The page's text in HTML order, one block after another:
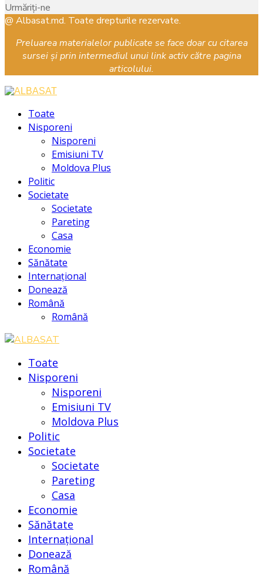
Urmăriți-ne
Facebook
Instagram
Youtube
@ Albasat.md. Toate drepturile rezervate.
Preluarea materialelor publicate se face doar cu citarea
sursei și prin intermediul unui link activ către pagina
articolului.
Toate
Nisporeni
Nisporeni
Emisiuni TV
Moldova Plus
Politic
Societate
Societate
Pareting
Casa
Economie
Sănătate
Internațional
Donează
Română
Română
Toate
Nisporeni
Nisporeni
Emisiuni TV
Moldova Plus
Politic
Societate
Societate
Pareting
Casa
Economie
Sănătate
Internațional
Donează
Română